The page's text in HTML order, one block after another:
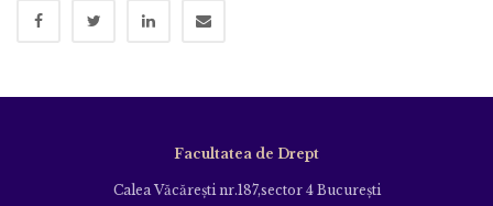
Facultatea de Drept
Calea Văcăreşti nr.187,sector 4 Bucureşti